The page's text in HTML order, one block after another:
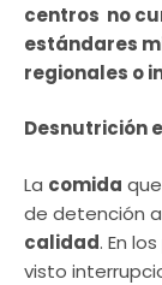
centros no
estándares
regionales o
Desnutrición
La comida
de detención
calidad. En
visto